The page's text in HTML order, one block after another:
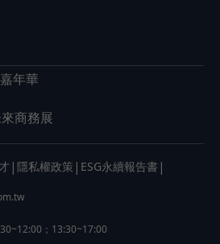
年華
商務展
| 隱私權政策 | ESG永續報告書 |
；13:30~17:00